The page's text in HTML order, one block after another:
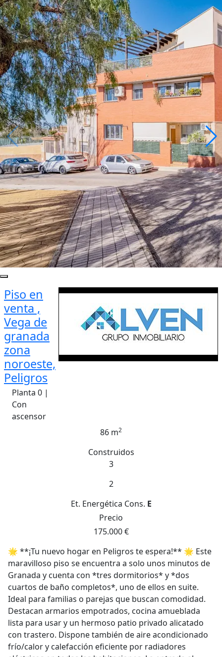
Piso en
venta ,
Vega de
granada
zona
noroeste,
Peligros
Planta 0 |
Con
ascensor
86 m2
Construidos
3
2
Et. Energética Cons. E
Precio
175.000 €
🌟 **¡Tu nuevo hogar en Peligros te espera!** 🌟 Este
maravilloso piso se encuentra a solo unos minutos de
Granada y cuenta con *tres dormitorios* y *dos
cuartos de baño completos*, uno de ellos en suite.
Ideal para familias o parejas que buscan comodidad.
Destacan armarios empotrados, cocina amueblada
lista para usar y un hermoso patio privado alicatado
con trastero. Dispone también de aire acondicionado
frío/calor y calefacción eficiente por radiadores